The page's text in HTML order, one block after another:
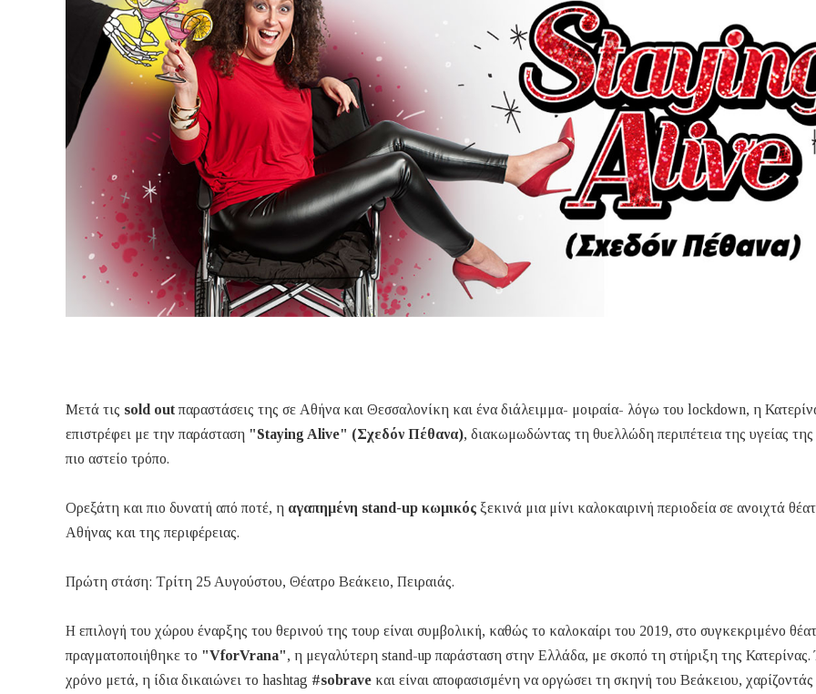
Μετά τις sold out παραστάσεις της σε Αθήνα και Θεσσαλονίκη και ένα διάλειμμα- μοιραία- λόγω του lockdown, η
επιστρέφει με την παράσταση "Staying Alive" (Σχεδόν Πέθανα), διακωμωδώντας τη θυελλώδη περιπέτεια της υγείας
πιο αστείο τρόπο.
Ορεξάτη και πιο δυνατή από ποτέ, η αγαπημένη stand-up κωμικός ξεκινά μια μίνι καλοκαιρινή περιοδεία σε ανοιχτά
Αθήνας και της περιφέρειας.
Πρώτη στάση: Τρίτη 25 Αυγούστου, Θέατρο Βεάκειο, Πειραιάς.
Η επιλογή του χώρου έναρξης του θερινού της τουρ είναι συμβολική, καθώς το καλοκαίρι του 2019, στο συγκεκριμένο
πραγματοποιήθηκε το "VforVrana", η μεγαλύτερη stand-up παράσταση στην Ελλάδα, με σκοπό τη στήριξη της
χρόνο μετά, η ίδια δικαιώνει το hashtag #sobrave και είναι αποφασισμένη να οργώσει τη σκηνή του Βεάκειου,